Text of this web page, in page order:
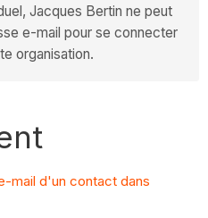
Jacques Bertin ne peut
e-mail pour se connecter
organisation.
mail d'un contact dans